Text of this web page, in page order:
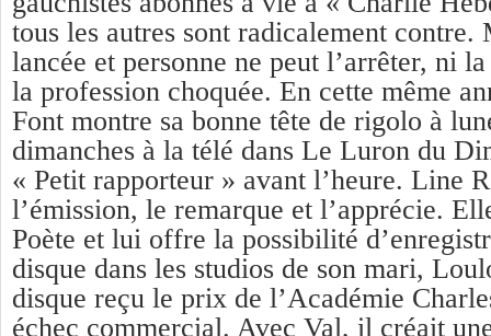
tous les autres sont radicalement contre.
lancée et personne ne peut l’arrêter, ni
la profession choquée. En cette même
Font montre sa bonne tête de rigolo à
dimanches à la télé dans Le Luron du
« Petit rapporteur » avant l’heure. Line
l’émission, le remarque et l’apprécie.
Poète et lui offre la possibilité
disque dans les studios de son mari,
disque reçu le prix de l’Académie
échec commercial. Avec Val, il créait